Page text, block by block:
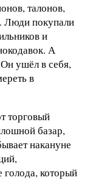
талонов,
Люди покупали
и
А
ушёл в себя,
в
торговый
базар,
накануне
голода, который